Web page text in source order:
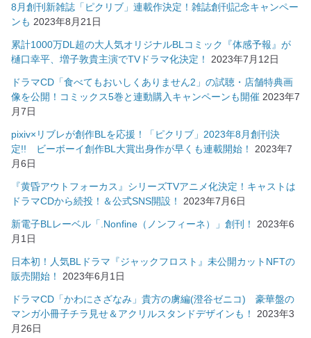
8月創刊新雑誌「ピクリブ」連載作決定！雑誌創刊記念キャンペー
ンも 2023年8月21日
累計1000万DL超の大人気オリジナルBLコミック『体感予報』が
樋口幸平、増子敦貴主演でTVドラマ化決定！
2023年7月12日
ドラマCD「食べてもおいしくありません2」の試聴・店舗特典画
像を公開！コミックス5巻と連動購入キャンペーンも開催 2023年7
月7日
pixiv×リブレが創作BLを応援！「ピクリブ」2023年8月創刊決
定!! ビーボーイ創作BL大賞出身作が早くも連載開始！
2023年7
月6日
『黄昏アウトフォーカス』シリーズTVアニメ化決定！キャストは
ドラマCDから続投！＆公式SNS開設！
2023年7月6日
新電子BLレーベル「.Nonfine（ノンフィーネ）」創刊！
2023年6
月1日
日本初！人気BLドラマ『ジャックフロスト』未公開カットNFTの
販売開始！
2023年6月1日
ドラマCD「かわにさざなみ」貴方の虜編(澄谷ゼニコ) 豪華盤の
マンガ小冊子チラ見せ＆アクリルスタンドデザインも！
2023年3
月26日